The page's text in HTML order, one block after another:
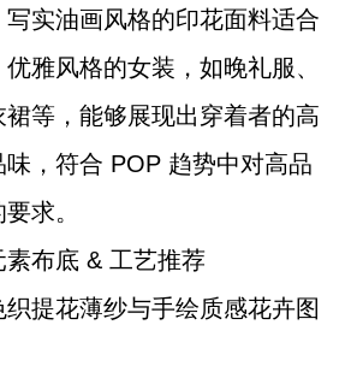
实油画风格的印花面料适合
雅风格的女装，如晚礼服、
等，能够展现出穿着者的高
，符合 POP 趋势中对高品
求。
布底 & 工艺推荐
织提花薄纱与手绘质感花卉图